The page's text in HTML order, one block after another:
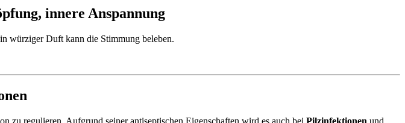
, innere Anspannung
würziger Duft kann die Stimmung beleben.
zu regulieren. Aufgrund seiner antiseptischen Eigenschaften wird es auch bei Pilzinfektionen und